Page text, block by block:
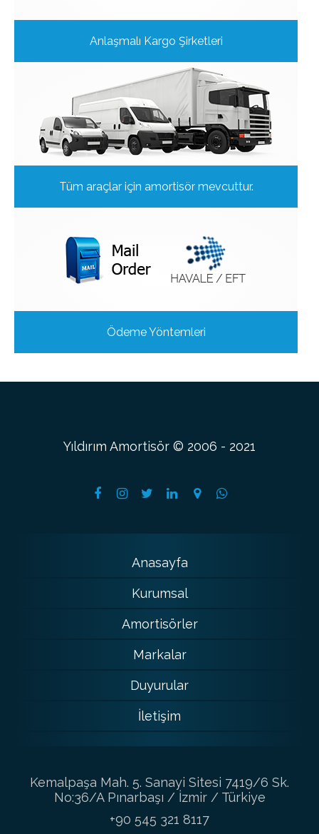
Anlaşmalı Kargo Şirketleri
Tüm araçlar için amortisör mevcuttur.
Ödeme Yöntemleri
Yıldırım Amortisör © 2006 - 2021
Anasayfa
Kurumsal
Amortisörler
Markalar
Duyurular
İletişim
Kemalpaşa Mah. 5. Sanayi Sitesi 7419/6 Sk.
No:36/A Pınarbaşı / İzmir / Türkiye
+90 545 321 8117